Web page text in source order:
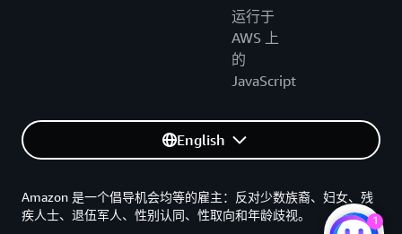
运行于
AWS 上
的
JavaScript
English
Amazon 是一个倡导机会均等的雇主：反对少数族裔、妇女、残
疾人士、退伍军人、性别认同、性取向和年龄歧视。
1